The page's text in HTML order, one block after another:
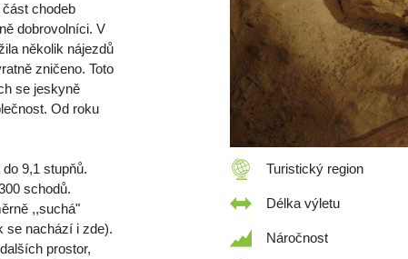
chodeb
dobrovolníci. V
několik nájezdů
zničeno. Toto
se jeskyně
Od roku
9,1 stupňů.
schodů.
,,suchá"
se nachází i zde).
prostor,
Turistický region
Délka výletu
Náročnost